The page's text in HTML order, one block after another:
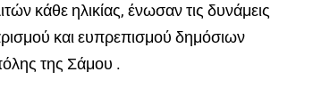
κάθε ηλικίας, ένωσαν τις δυνάμεις
και ευπρεπισμού δημόσιων
της Σάμου .